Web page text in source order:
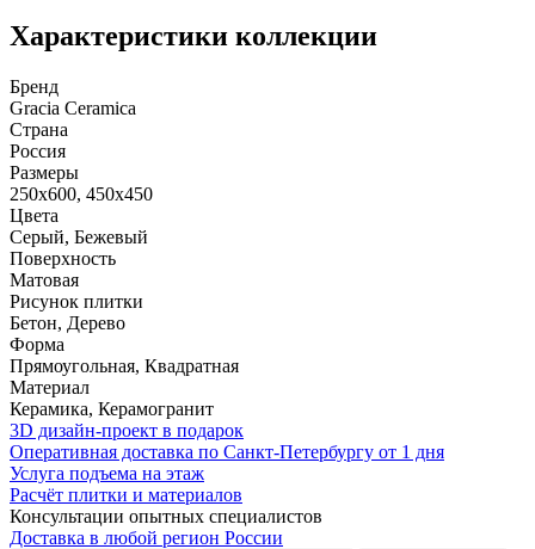
Характеристики коллекции
Бренд
Gracia Ceramica
Страна
Россия
Размеры
250x600, 450x450
Цвета
Серый, Бежевый
Поверхность
Матовая
Рисунок плитки
Бетон, Дерево
Форма
Прямоугольная, Квадратная
Материал
Керамика, Керамогранит
3D дизайн-проект в подарок
Оперативная доставка по Санкт-Петербургу от 1 дня
Услуга подъема на этаж
Расчёт плитки и материалов
Консультации опытных специалистов
Доставка в любой регион России